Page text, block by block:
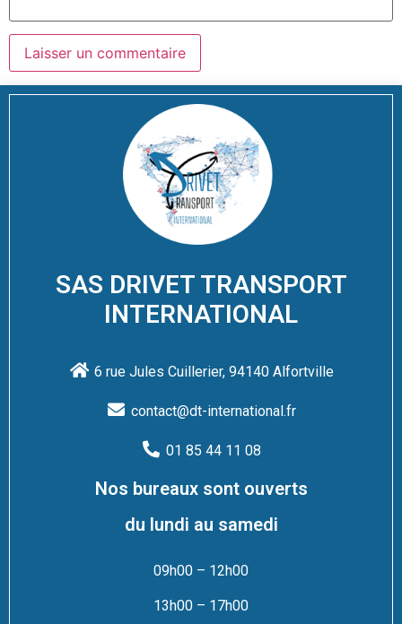
SAS DRIVET TRANSPORT
INTERNATIONAL
6 rue Jules Cuillerier, 94140 Alfortville
contact@dt-international.fr
01 85 44 11 08
Nos bureaux sont ouverts
du lundi au samedi
09h00 – 12h00
13h00 – 17h00